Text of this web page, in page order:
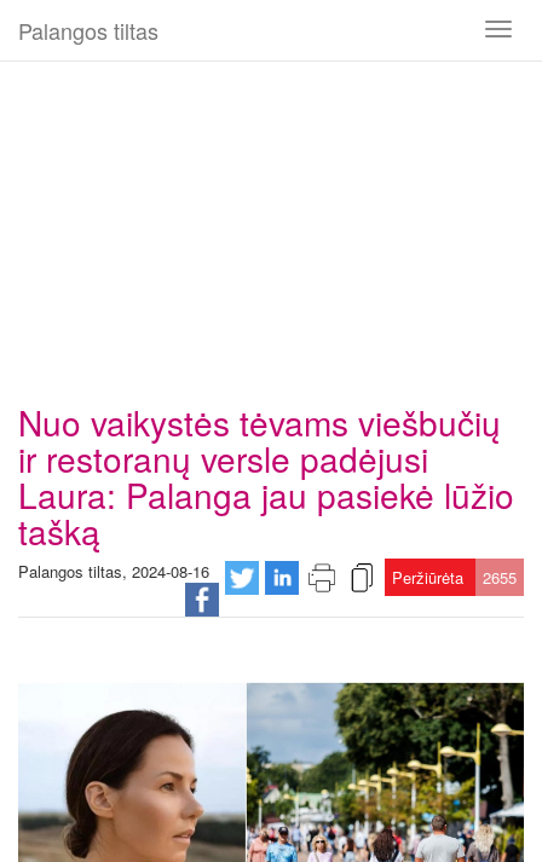
Toggle
Palangos tiltas
Nuo vaikystės tėvams viešbučių
ir restoranų versle padėjusi
Laura: Palanga jau pasiekė lūžio
tašką
Palangos tiltas, 2024-08-16 Peržiūrėta 2655